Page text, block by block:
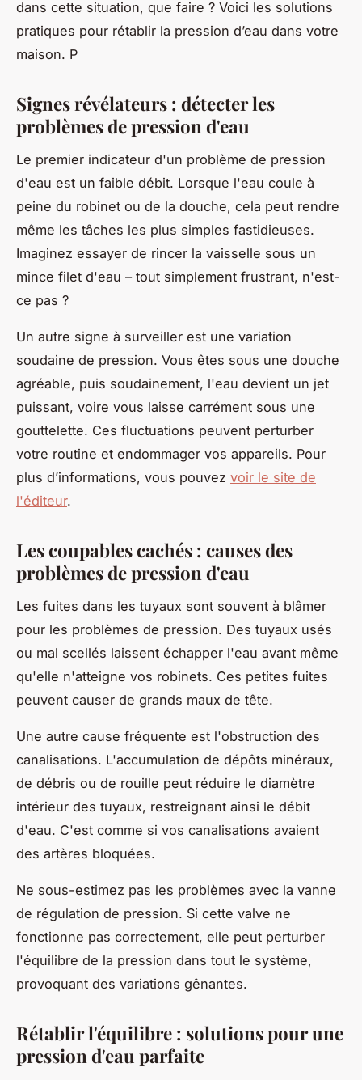
dans cette situation, que faire ? Voici les solutions
pratiques pour rétablir la pression d’eau dans votre
maison. P
Signes révélateurs : détecter les
problèmes de pression d'eau
Le premier indicateur d'un problème de pression
d'eau est un faible débit. Lorsque l'eau coule à
peine du robinet ou de la douche, cela peut rendre
même les tâches les plus simples fastidieuses.
Imaginez essayer de rincer la vaisselle sous un
mince filet d'eau – tout simplement frustrant, n'est-
ce pas ?
Un autre signe à surveiller est une variation
soudaine de pression. Vous êtes sous une douche
agréable, puis soudainement, l'eau devient un jet
puissant, voire vous laisse carrément sous une
gouttelette. Ces fluctuations peuvent perturber
votre routine et endommager vos appareils. Pour
plus d’informations, vous pouvez voir le site de
l'éditeur.
Les coupables cachés : causes des
problèmes de pression d'eau
Les fuites dans les tuyaux sont souvent à blâmer
pour les problèmes de pression. Des tuyaux usés
ou mal scellés laissent échapper l'eau avant même
qu'elle n'atteigne vos robinets. Ces petites fuites
peuvent causer de grands maux de tête.
Une autre cause fréquente est l'obstruction des
canalisations. L'accumulation de dépôts minéraux,
de débris ou de rouille peut réduire le diamètre
intérieur des tuyaux, restreignant ainsi le débit
d'eau. C'est comme si vos canalisations avaient
des artères bloquées.
Ne sous-estimez pas les problèmes avec la vanne
de régulation de pression. Si cette valve ne
fonctionne pas correctement, elle peut perturber
l'équilibre de la pression dans tout le système,
provoquant des variations gênantes.
Rétablir l'équilibre : solutions pour une
pression d'eau parfaite